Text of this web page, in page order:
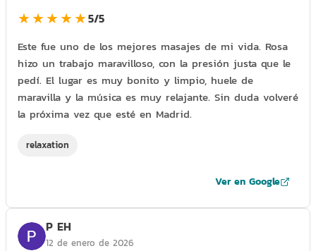
★★★★★5/5
Este fue uno de los mejores masajes de mi vida. Rosa
hizo un trabajo maravilloso, con la presión justa que le
pedí. El lugar es muy bonito y limpio, huele de
maravilla y la música es muy relajante. Sin duda volveré
la próxima vez que esté en Madrid.
relaxation
Ver en Google
P EH
12 de enero de 2026